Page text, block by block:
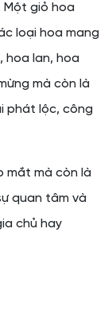
Một giỏ hoa
loại hoa mang
hoa lan, hoa
mà còn là
phát lộc, công
mắt mà còn là
quan tâm và
chủ hay